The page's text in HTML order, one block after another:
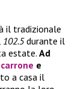
il tradizionale
102.5durante il
estate. Ad
e
a casa il